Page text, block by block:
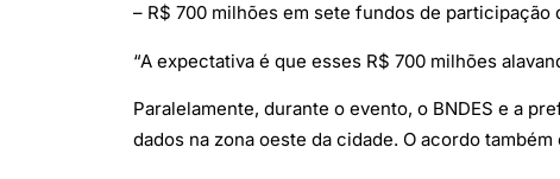
– R$ 700 milhões em sete fundos de
“A expectativa é que esses R$ 700 milhões
Paralelamente, durante o evento, o BNDES e a
dados na zona oeste da cidade. O acordo